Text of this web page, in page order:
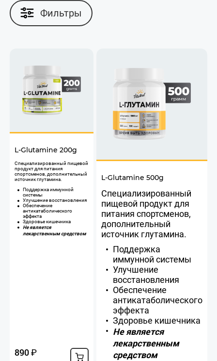
Фильтры
L-Glutamine 200g
​Специализированный пищевой
продукт для питания
спортсменов, дополнительный
источник глутамина.
Поддержка иммунной
системы
Улучшение восстановления
Обеспечение
антикатаболического
эффекта
Здоровье кишечника
Не является
лекарственным средством
890₽
L-Glutamine 500g
Специализированный
пищевой продукт для
питания спортсменов,
дополнительный
источник глутамина.
Поддержка
иммунной системы
Улучшение
восстановления
Обеспечение
антикатаболического
эффекта
Здоровье кишечника
Не является
лекарственным
средством